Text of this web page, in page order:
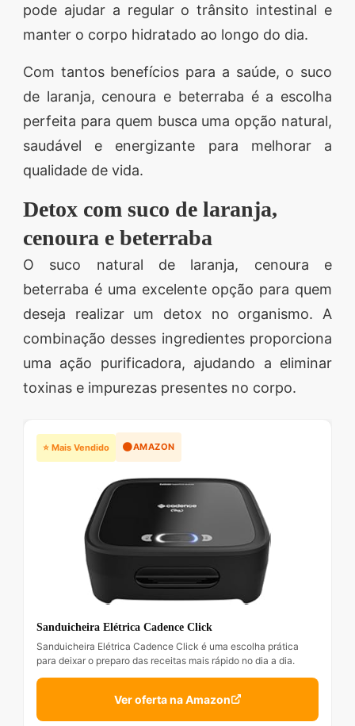
pode ajudar a regular o trânsito intestinal e
manter o corpo hidratado ao longo do dia.
Com tantos benefícios para a saúde, o suco
de laranja, cenoura e beterraba é a escolha
perfeita para quem busca uma opção natural,
saudável e energizante para melhorar a
qualidade de vida.
Detox com suco de laranja,
cenoura e beterraba
O suco natural de laranja, cenoura e
beterraba é uma excelente opção para quem
deseja realizar um detox no organismo. A
combinação desses ingredientes proporciona
uma ação purificadora, ajudando a eliminar
toxinas e impurezas presentes no corpo.
⭐ Mais Vendido 🟠AMAZON
Sanduicheira Elétrica Cadence Click
Sanduicheira Elétrica Cadence Click é uma escolha prática
para deixar o preparo das receitas mais rápido no dia a dia.
Ver oferta na Amazon